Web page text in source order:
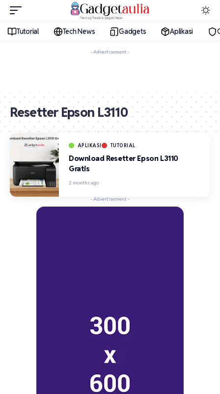
Tutorial Tech News Gadgets Aplikasi
- Advertisement -
Resetter Epson L3110
APLIKASI TUTORIAL
Download Resetter Epson L3110
Gratis
2 months ago
- Advertisement -